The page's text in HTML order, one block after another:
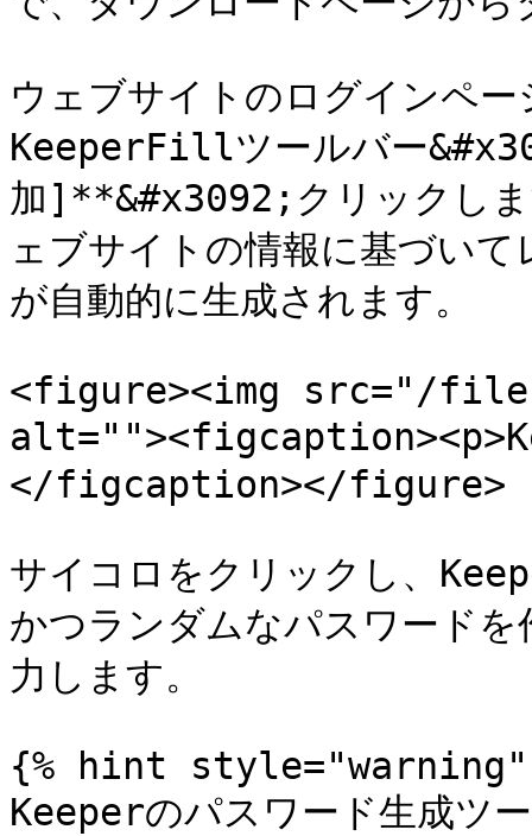
ウェブサイトのログインペ
KeeperFillツールバー
加]**&#x3092;クリックしま
ェブサイトの情報に基づい
が自動的に生成されます。
<figure><img src="/files/
</figcaption></figure>
サイコロをクリックし、
かつランダムなパスワード
力します。
{% hint style="warning"
Keeperのパスワード生成ツ